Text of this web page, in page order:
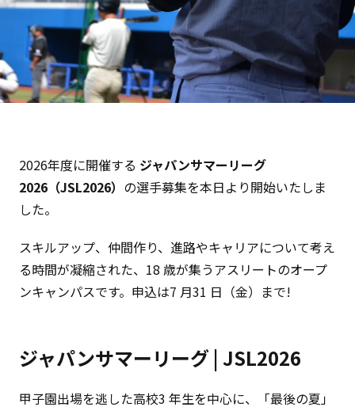
2026年度に開催する ジャパンサマーリーグ
2026（JSL2026） の選手募集を本日より開始いたしま
した。
スキルアップ、仲間作り、進路やキャリアについて考え
る時間が凝縮された、18 歳が集うアスリートのオープ
ンキャンパスです。申込は7 月31 日（金）まで!
ジャパンサマーリーグ | JSL2026
甲子園出場を逃した高校3 年生を中心に、「最後の夏」